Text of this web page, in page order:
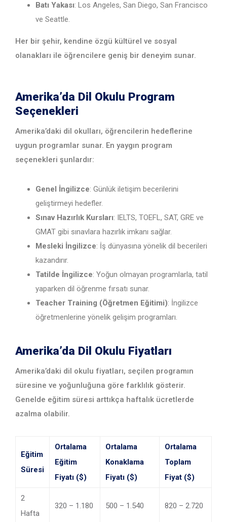
Batı Yakası: Los Angeles, San Diego, San Francisco
ve Seattle.
Her bir şehir, kendine özgü kültürel ve sosyal
olanakları ile öğrencilere geniş bir deneyim sunar.
Amerika’da Dil Okulu Program
Seçenekleri
Amerika’daki dil okulları, öğrencilerin hedeflerine
uygun programlar sunar. En yaygın program
seçenekleri şunlardır:
Genel İngilizce: Günlük iletişim becerilerini
geliştirmeyi hedefler.
Sınav Hazırlık Kursları: IELTS, TOEFL, SAT, GRE ve
GMAT gibi sınavlara hazırlık imkanı sağlar.
Mesleki İngilizce: İş dünyasına yönelik dil becerileri
kazandırır.
Tatilde İngilizce: Yoğun olmayan programlarla, tatil
yaparken dil öğrenme fırsatı sunar.
Teacher Training (Öğretmen Eğitimi): İngilizce
öğretmenlerine yönelik gelişim programları.
Amerika’da Dil Okulu Fiyatları
Amerika’daki dil okulu fiyatları, seçilen programın
süresine ve yoğunluğuna göre farklılık gösterir.
Genelde eğitim süresi arttıkça haftalık ücretlerde
azalma olabilir.
Eğitim
Süresi
Ortalama
Eğitim
Fiyatı ($)
Ortalama
Konaklama
Fiyatı ($)
Ortalama
Toplam
Fiyat ($)
2
Hafta
320 – 1.180 500 – 1.540 820 – 2.720